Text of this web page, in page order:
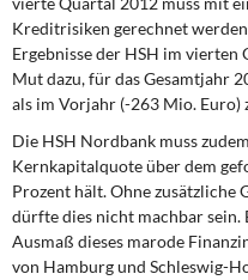
Kreditrisiken gerechnet
Ergebnisse der HSH im
Mut dazu, für das Gesamtjahr
als im Vorjahr (-263 Mio. Euro)
Die HSH Nordbank muss
Kernkapitalquote über dem
Prozent hält. Ohne
dürfte dies nicht machbar sein.
Ausmaß dieses marode
von Hamburg und Schleswig-